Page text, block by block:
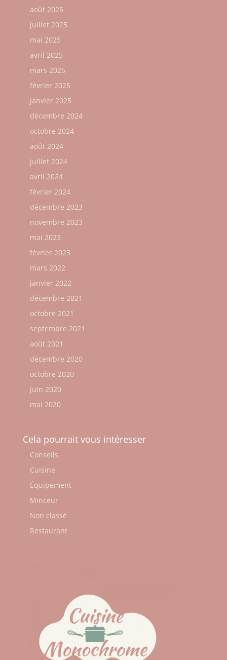
août 2025
juillet 2025
mai 2025
avril 2025
mars 2025
février 2025
janvier 2025
décembre 2024
octobre 2024
août 2024
juillet 2024
avril 2024
février 2024
décembre 2023
novembre 2023
mai 2023
février 2023
mars 2022
janvier 2022
décembre 2021
octobre 2021
septembre 2021
août 2021
décembre 2020
octobre 2020
juin 2020
mai 2020
Cela pourrait vous intéresser
Conseils
Cuisine
Équipement
Minceur
Non classé
Restaurant